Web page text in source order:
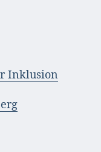
Inklusion